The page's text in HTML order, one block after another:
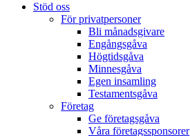
Stöd oss
För privatpersoner
Bli månadsgivare
Engångsgåva
Högtidsgåva
Minnesgåva
Egen insamling
Testamentsgåva
Företag
Ge företagsgåva
Våra företagssponsorer